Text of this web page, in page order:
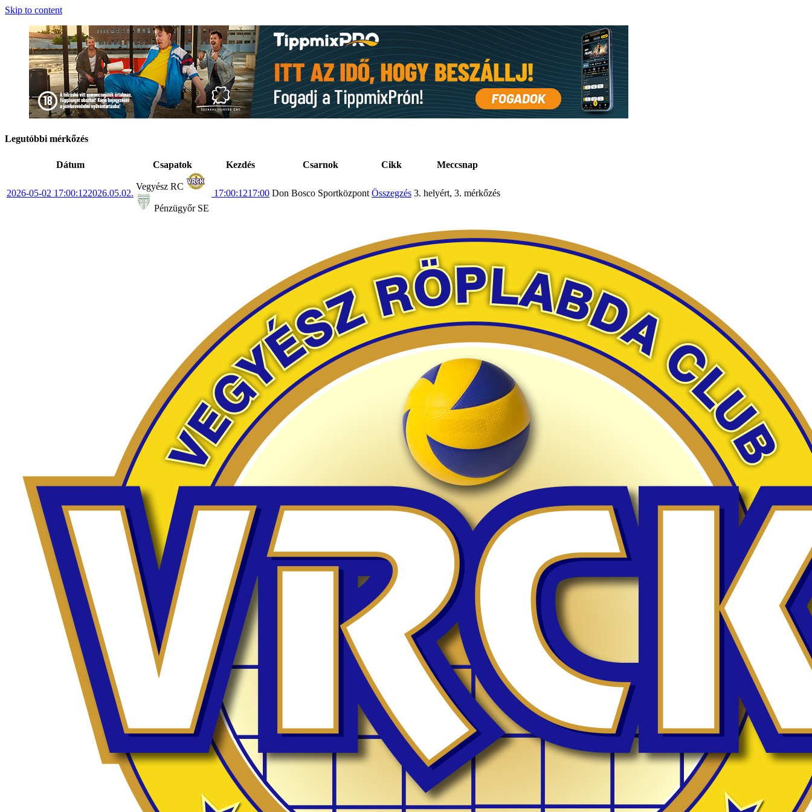
Skip to content
Legutóbbi mérkőzés
Dátum Csapatok Kezdés Csarnok Cikk Meccsnap
2026-05-02 17:00:122026.05.02.
Vegyész RC
Pénzügyőr SE
17:00:1217:00 Don Bosco Sportközpont Összegzés 3. helyért, 3. mérkőzés